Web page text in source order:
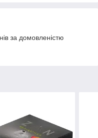
за домовленістю